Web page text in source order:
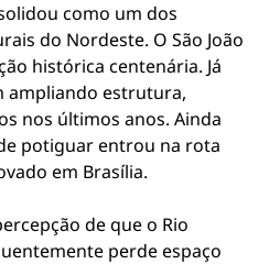
como um dos
do Nordeste. O São João
histórica centenária. Já
ampliando estrutura,
nos últimos anos. Ainda
potiguar entrou na rota
em Brasília.
de que o Rio
perde espaço